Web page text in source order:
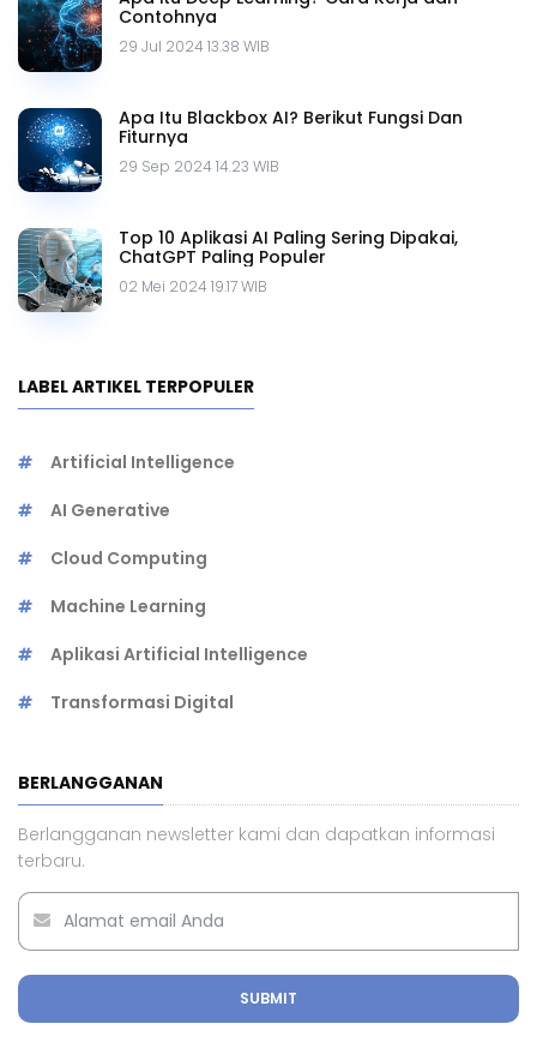
Contohnya
29 Jul 2024 13.38 WIB
Apa Itu Blackbox AI? Berikut Fungsi Dan
Fiturnya
29 Sep 2024 14.23 WIB
Top 10 Aplikasi AI Paling Sering Dipakai,
ChatGPT Paling Populer
02 Mei 2024 19.17 WIB
LABEL ARTIKEL TERPOPULER
Artificial Intelligence
AI Generative
Cloud Computing
Machine Learning
Aplikasi Artificial Intelligence
Transformasi Digital
BERLANGGANAN
Berlangganan newsletter kami dan dapatkan informasi
terbaru.
SUBMIT